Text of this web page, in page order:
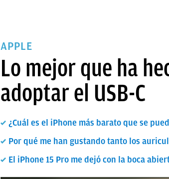
APPLE
Lo mejor que ha
adoptar el USB-C
¿Cuál es el iPhone más barato que se
Por qué me han gustando tanto los
El iPhone 15 Pro me dejó con la boca